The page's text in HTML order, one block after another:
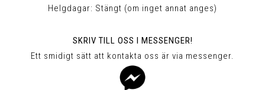
Helgdagar: Stängt (om inget annat anges)
SKRIV TILL OSS I MESSENGER!
Ett smidigt sätt att kontakta oss är via messenger.